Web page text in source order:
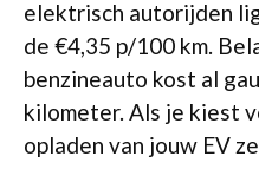
elektrisch autorijden
de €4,35 p/100 km.
benzineauto kost al
kilometer. Als je kiest
opladen van jouw EV